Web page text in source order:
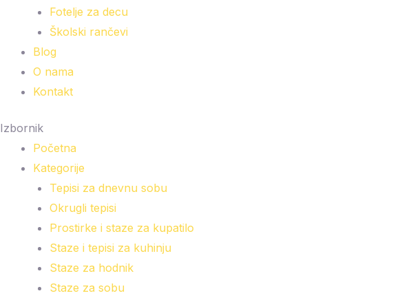
Fotelje za decu
Školski rančevi
Blog
O nama
Kontakt
Izbornik
Početna
Kategorije
Tepisi za dnevnu sobu
Okrugli tepisi
Prostirke i staze za kupatilo
Staze i tepisi za kuhinju
Staze za hodnik
Staze za sobu